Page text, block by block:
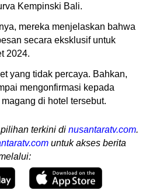
Kempinski Bali.
mereka menjelaskan bahwa
secara eksklusif untuk
2024.
yang tidak percaya. Bahkan,
mengonfirmasi kepada
di hotel tersebut.
terkini di nusantaratv.com.
untuk akses berita